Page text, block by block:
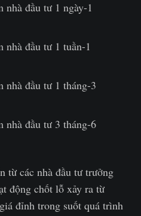
đầu tư 1 ngày-1
nhà đầu tư 1 tuần-1
nhà đầu tư 1 tháng-3
nhà đầu tư 3 tháng-6
từ các nhà đầu tư trưởng
động chốt lỗ xảy ra từ
đỉnh trong suốt quá trình